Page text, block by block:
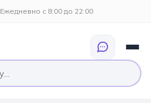
Ежедневно с 8:00 до 22:00